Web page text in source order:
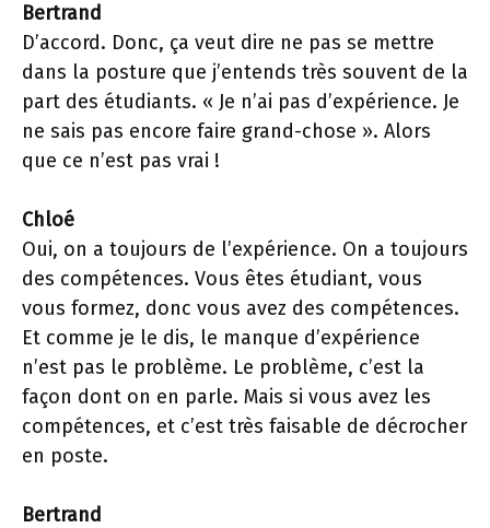
Bertrand
D’accord. Donc, ça veut dire ne pas se mettre
dans la posture que j’entends très souvent de la
part des étudiants. « Je n’ai pas d’expérience. Je
ne sais pas encore faire grand-chose ». Alors
que ce n’est pas vrai !
Chloé
Oui, on a toujours de l’expérience. On a toujours
des compétences. Vous êtes étudiant, vous
vous formez, donc vous avez des compétences.
Et comme je le dis, le manque d’expérience
n’est pas le problème. Le problème, c’est la
façon dont on en parle. Mais si vous avez les
compétences, et c’est très faisable de décrocher
en poste.
Bertrand